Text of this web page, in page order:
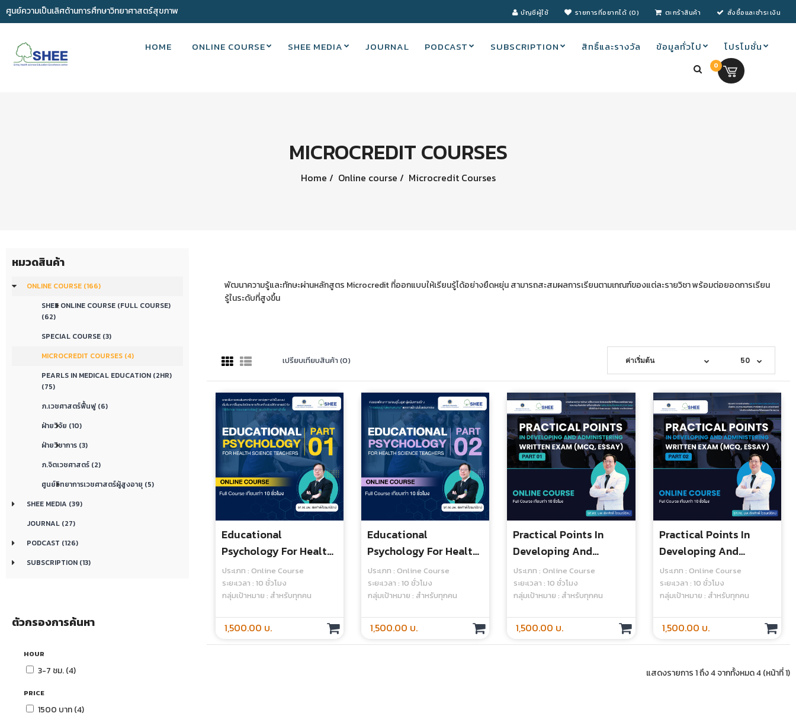
ศูนย์ความเป็นเลิศด้านการศึกษาวิทยาศาสตร์สุขภาพ บัญชีผู้ใช้ รายการที่อยากได้ (0) ตะกร้าสินค้า สั่งซื้อและชำระเงิน
HOME ONLINE COURSE SHEE MEDIA JOURNAL PODCAST SUBSCRIPTION สิทธิ์และรางวัล ข้อมูลทั่วไป โปรโมชั่น
0
MICROCREDIT COURSES
Home Online course Microcredit Courses
หมวดสินค้า
ONLINE COURSE (166)
SHEE ONLINE COURSE (FULL COURSE)
(62)
SPECIAL COURSE (3)
MICROCREDIT COURSES (4)
PEARLS IN MEDICAL EDUCATION (2HR)
(75)
ภ.เวชศาสตร์ฟื้นฟู (6)
ฝ่ายวิจัย (10)
ฝ่ายวิชาการ (3)
ภ.จิตเวชศาสตร์ (2)
ศูนย์วิทยาการเวชศาสตร์ผู้สูงอายุ (5)
SHEE MEDIA (39)
JOURNAL (27)
PODCAST (126)
SUBSCRIPTION (13)
ตัวกรองการค้นหา
HOUR
3-7 ชม. (4)
PRICE
1500 บาท (4)
พัฒนาความรู้และทักษะผ่านหลักสูตร Microcredit ที่ออกแบบให้เรียนรู้ได้อย่างยืดหยุ่น สามารถสะสมผลการเรียนตามเกณฑ์ของแต่ละรายวิชา พร้อมต่อยอดการเรียน
รู้ในระดับที่สูงขึ้น
เปรียบเทียบสินค้า (0)
Educational
Psychology For Health
Science Teachers (Part
1) - Online Course
ประเภท : Online Course
ระยะเวลา : 10 ชั่วโมง
กลุ่มเป้าหมาย : สำหรับทุกคน
1,500.00 บ.
Educational
Psychology For Health
Science Teachers (Part
2) - Online Course
ประเภท : Online Course
ระยะเวลา : 10 ชั่วโมง
กลุ่มเป้าหมาย : สำหรับทุกคน
1,500.00 บ.
Practical Points In
Developing And
Administering Written
Exam (MCQ, Essay)
(Part 1) - Online Course
ประเภท : Online Course
ระยะเวลา : 10 ชั่วโมง
กลุ่มเป้าหมาย : สำหรับทุกคน
1,500.00 บ.
Practical Points In
Developing And
Administering Written
Exam (MCQ, Essay)
(Part 2) - Online Course
ประเภท : Online Course
ระยะเวลา : 10 ชั่วโมง
กลุ่มเป้าหมาย : สำหรับทุกคน
1,500.00 บ.
แสดงรายการ 1 ถึง 4 จากทั้งหมด 4 (หน้าที่ 1)